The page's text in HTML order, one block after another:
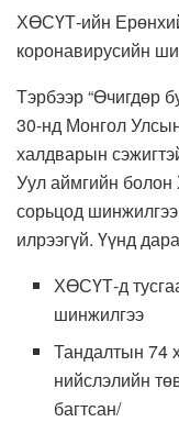
ХӨСҮТ-ийн
коронавирусийн
Тэрбээр “Өчигдөр
30-нд Монгол
халдварын
Уул аймгийн
сорьцод
илрээгүй. Үүнд
ХӨСҮТ-д
шинжилгээ
Тандалтын 74
нийслэлийн
багтсан/